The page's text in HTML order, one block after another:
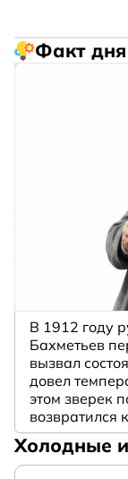
Факт дня
В 1912 году
Бахметьев
вызвал
довел
этом зверек
возвратился
Холодные